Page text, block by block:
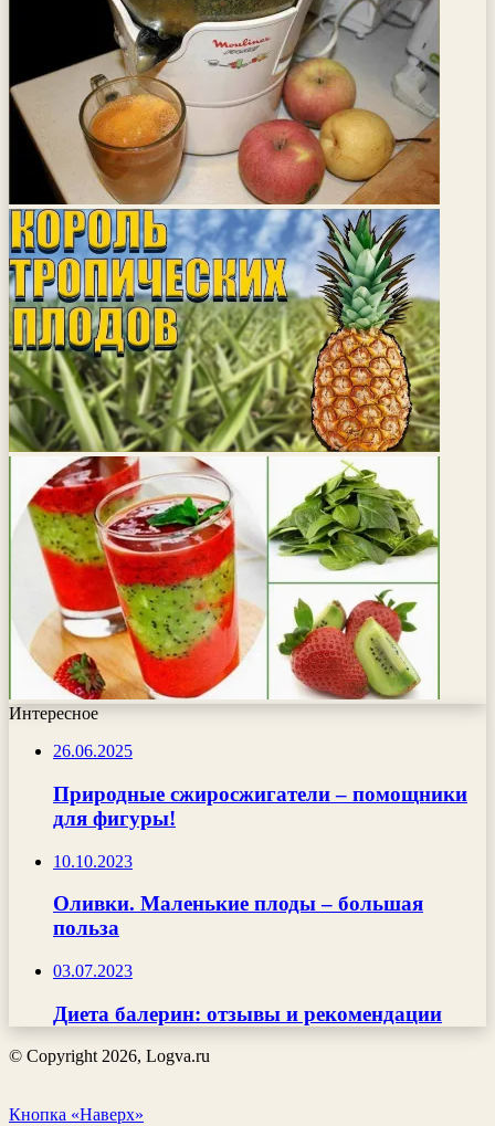
Интересное
26.06.2025
Природные сжиросжигатели – помощники
для фигуры!
10.10.2023
Оливки. Маленькие плоды – большая
польза
03.07.2023
Диета балерин: отзывы и рекомендации
© Copyright 2026, Logva.ru
Кнопка «Наверх»